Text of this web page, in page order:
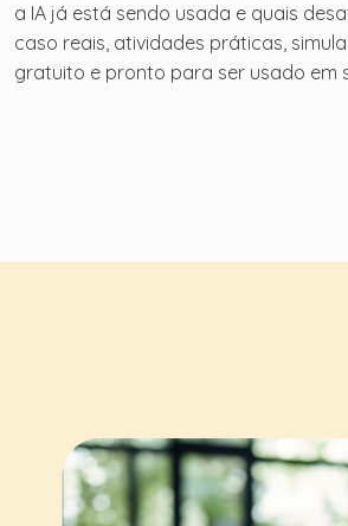
a IA já está sendo usada e quais
caso reais, atividades práticas,
gratuito e pronto para ser usado em